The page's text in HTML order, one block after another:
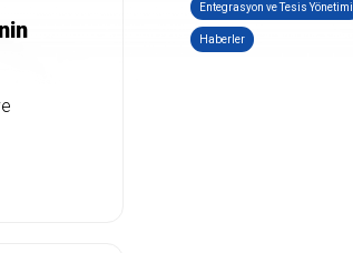
Entegrasyon ve Tesis Yönetimi
Haberler